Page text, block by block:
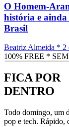
O Homem-
história e
Brasil
Beatriz Almeida * 2
100% FREE *
FICA POR
DENTRO
Todo domingo, um
pop e tech. Rápido,